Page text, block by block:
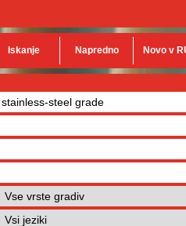
Iskanje Napredno Novo v